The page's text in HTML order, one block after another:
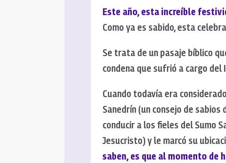
Este año, esta increíble
Como ya es sabido, esta
Se trata de un pasaje bíblico
condena que sufrió a cargo del
Cuando todavía era
Sanedrín (un consejo de
conducir a los fieles del Sumo
Jesucristo) y le marcó su
saben, es que al momento de